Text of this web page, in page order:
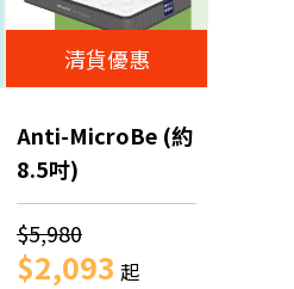
清貨優惠
Anti-MicroBe (約
8.5吋)
$5,980
$2,093 起